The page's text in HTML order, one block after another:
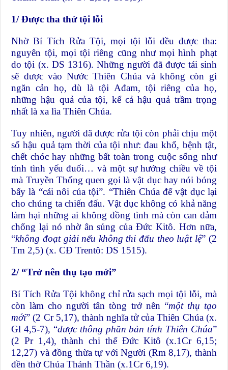
1/ Được tha thứ tội lỗi
Nhờ Bí Tích Rửa Tội, mọi tội lỗi đều được tha:
nguyên tội, mọi tội riêng cũng như mọi hình phạt
do tội (x. DS 1316). Những người đã được tái sinh
sẽ được vào Nước Thiên Chúa và không còn gì
ngăn cản họ, dù là tội Ađam, tội riêng của họ,
những hậu quả của tội, kể cả hậu quả trầm trọng
nhất là xa lìa Thiên Chúa.
Tuy nhiên, người đã được rửa tội còn phải chịu một
số hậu quả tạm thời của tội như: đau khổ, bệnh tật,
chết chóc hay những bất toàn trong cuộc sống như
tính tình yếu đuối… và một sự hướng chiều về tội
mà Truyền Thống quen gọi là vật dục hay nói bóng
bẩy là “cái nôi của tội”. “Thiên Chúa để vật dục lại
cho chúng ta chiến đấu. Vật dục không có khả năng
làm hại những ai không đồng tình mà còn can đảm
chống lại nó nhờ ân sủng của Đức Kitô. Hơn nữa,
“không đoạt giải nếu không thi đấu theo luật lệ” (2
Tm 2,5) (x. CĐ Trentô: DS 1515).
2/ “Trở nên thụ tạo mới”
Bí Tích Rửa Tội không chỉ rửa sạch mọi tội lỗi, mà
còn làm cho người tân tòng trở nên “một thụ tạo
mới” (2 Cr 5,17), thành nghĩa tử của Thiên Chúa (x.
Gl 4,5-7), “được thông phần bản tính Thiên Chúa”
(2 Pr 1,4), thành chi thể Đức Kitô (x.1Cr 6,15;
12,27) và đồng thừa tự với Người (Rm 8,17), thành
đền thờ Chúa Thánh Thần (x.1Cr 6,19).